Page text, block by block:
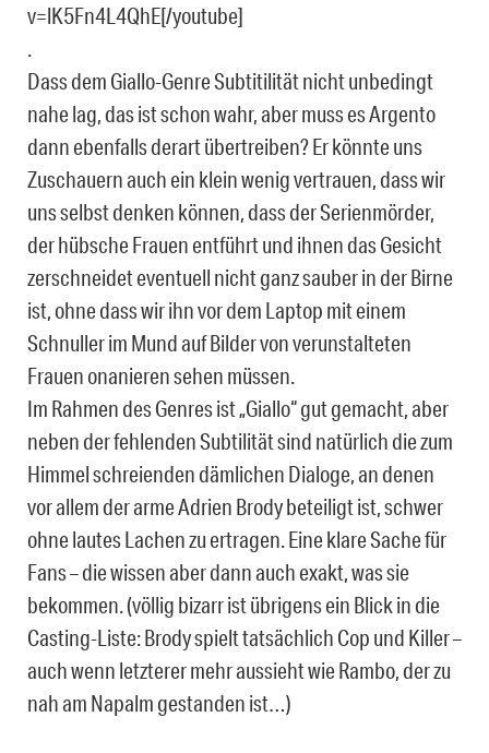
v=lK5Fn4L4QhE[/youtube]
.
Dass dem Giallo-Genre Subtitilität nicht unbedingt
nahe lag, das ist schon wahr, aber muss es Argento
dann ebenfalls derart übertreiben? Er könnte uns
Zuschauern auch ein klein wenig vertrauen, dass wir
uns selbst denken können, dass der Serienmörder,
der hübsche Frauen entführt und ihnen das Gesicht
zerschneidet eventuell nicht ganz sauber in der Birne
ist, ohne dass wir ihn vor dem Laptop mit einem
Schnuller im Mund auf Bilder von verunstalteten
Frauen onanieren sehen müssen.
Im Rahmen des Genres ist „Giallo“ gut gemacht, aber
neben der fehlenden Subtilität sind natürlich die zum
Himmel schreienden dämlichen Dialoge, an denen
vor allem der arme Adrien Brody beteiligt ist, schwer
ohne lautes Lachen zu ertragen. Eine klare Sache für
Fans – die wissen aber dann auch exakt, was sie
bekommen. (völlig bizarr ist übrigens ein Blick in die
Casting-Liste: Brody spielt tatsächlich Cop und Killer –
auch wenn letzterer mehr aussieht wie Rambo, der zu
nah am Napalm gestanden ist…)